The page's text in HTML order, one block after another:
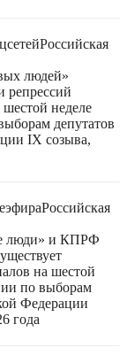
Российская
людей»
репрессий
неделе
депутатов
IX созыва,
Российская
люди» и КПРФ
на шестой
по выборам
Федерации
года